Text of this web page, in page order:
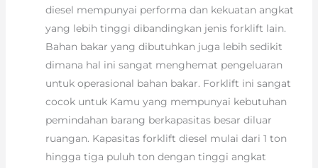
diesel mempunyai performa dan kekuatan angkat
yang lebih tinggi dibandingkan jenis forklift lain.
Bahan bakar yang dibutuhkan juga lebih sedikit
dimana hal ini sangat menghemat pengeluaran
untuk operasional bahan bakar. Forklift ini sangat
cocok untuk Kamu yang mempunyai kebutuhan
pemindahan barang berkapasitas besar diluar
ruangan. Kapasitas forklift diesel mulai dari 1 ton
hingga tiga puluh ton dengan tinggi angkat